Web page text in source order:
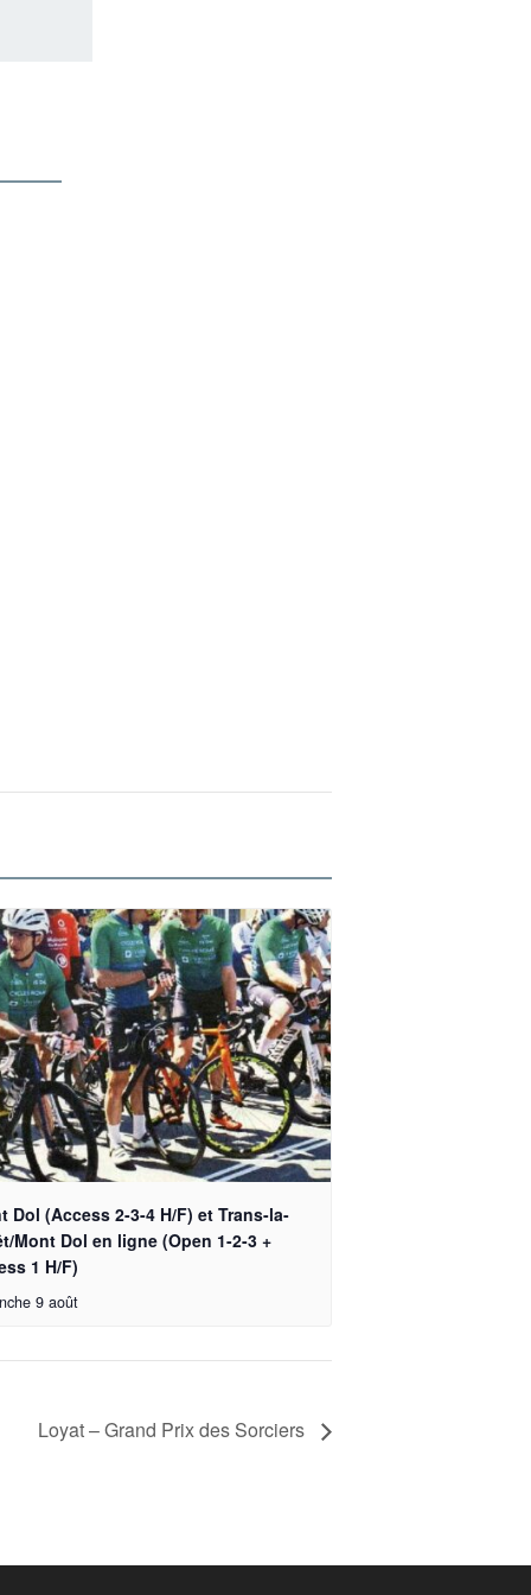
Dol (Access 2-3-4 H/F) et Trans-la-
Mont Dol en ligne (Open 1-2-3 +
1 H/F)
9 août
Loyat – Grand Prix des Sorciers